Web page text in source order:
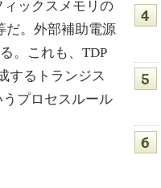
ィックスメモリの
だ。外部補助電源
。これも、TDP
するトランジス
うプロセスルール